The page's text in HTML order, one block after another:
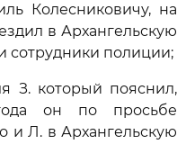
Колесниковичу, на
в Архангельскую
сотрудники полиции;
З. который пояснил,
он по просьбе
и Л. в Архангельскую